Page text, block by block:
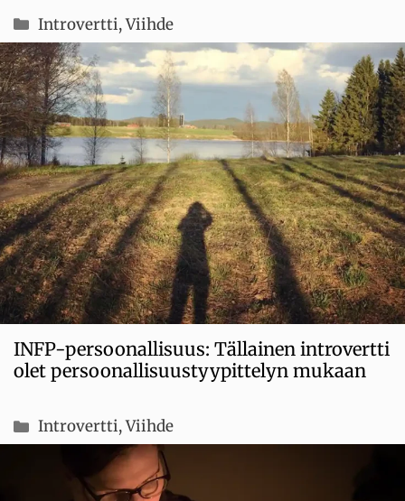
Kategoriat
Introvertti,Viihde
INFP-persoonallisuus: Tällainen introvertti
olet persoonallisuustyypittelyn mukaan
Kategoriat
Introvertti,Viihde